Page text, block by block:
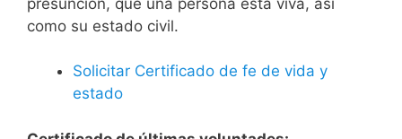
como su estado civil.
Solicitar Certificado de fe de vida y
estado